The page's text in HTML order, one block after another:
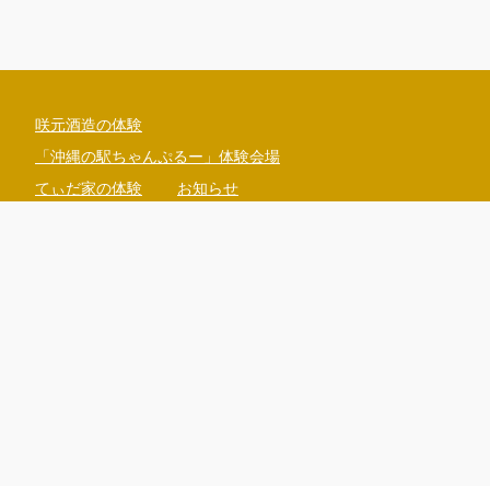
咲元酒造の体験
「沖縄の駅ちゃんぷるー」体験会場
てぃだ家の体験
お知らせ